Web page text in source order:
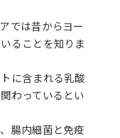
では昔からヨー
ることを知りま
に含まれる乳酸
わっているとい
腸内細菌と免疫